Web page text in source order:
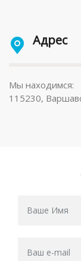
Адрес
Мы находимся:
115230,